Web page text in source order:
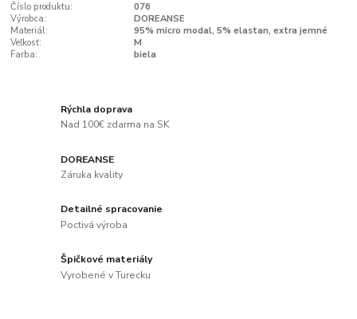
Číslo produktu:
076
Výrobca:
DOREANSE
Materiál:
95% micro modal, 5% elastan, extra jemné
Veľkosť:
M
Farba:
biela
Rýchla doprava
Nad 100€ zdarma na SK
DOREANSE
Záruka kvality
Detailné spracovanie
Poctivá výroba
Špičkové materiály
Vyrobené v Turecku